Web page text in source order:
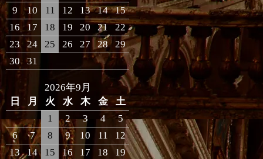
9
10 11 12 13 14
15
16
17 18 19 20 21
22
23
24 25 26 27 28
29
30
31
2026年9月
日
月 火 水 木 金
土
1
2 3 4
5
6
7 8 9 10 11
12
13
14 15 16 17 18
19